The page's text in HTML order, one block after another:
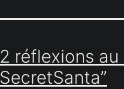
2 réflexions
SecretSanta”